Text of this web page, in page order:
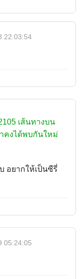
22:03:54
เส้นทางบน
คงได้พบกันใหม่
อยากให้เป็นซีรี่
05:24:05